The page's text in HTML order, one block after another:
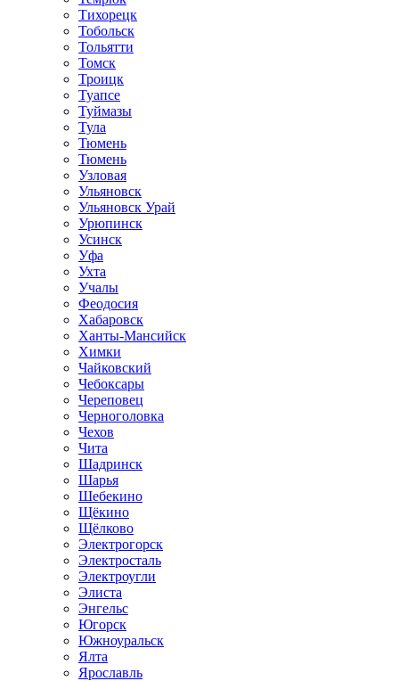
Тихорецк
Тобольск
Тольятти
Томск
Троицк
Туапсе
Туймазы
Тула
Тюмень
Тюмень
Узловая
Ульяновск
Ульяновск Урай
Урюпинск
Усинск
Уфа
Ухта
Учалы
Феодосия
Хабаровск
Ханты-Мансийск
Химки
Чайковский
Чебоксары
Череповец
Черноголовка
Чехов
Чита
Шадринск
Шарья
Шебекино
Щёкино
Щёлково
Электрогорск
Электросталь
Электроугли
Элиста
Энгельс
Югорск
Южноуральск
Ялта
Ярославль